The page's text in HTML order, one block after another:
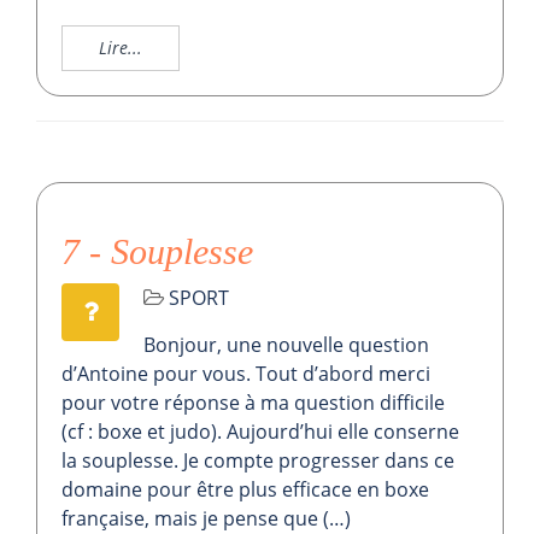
Lire...
7 - Souplesse
SPORT
Bonjour, une nouvelle question
d’Antoine pour vous. Tout d’abord merci
pour votre réponse à ma question difficile
(cf : boxe et judo). Aujourd’hui elle conserne
la souplesse. Je compte progresser dans ce
domaine pour être plus efficace en boxe
française, mais je pense que (…)